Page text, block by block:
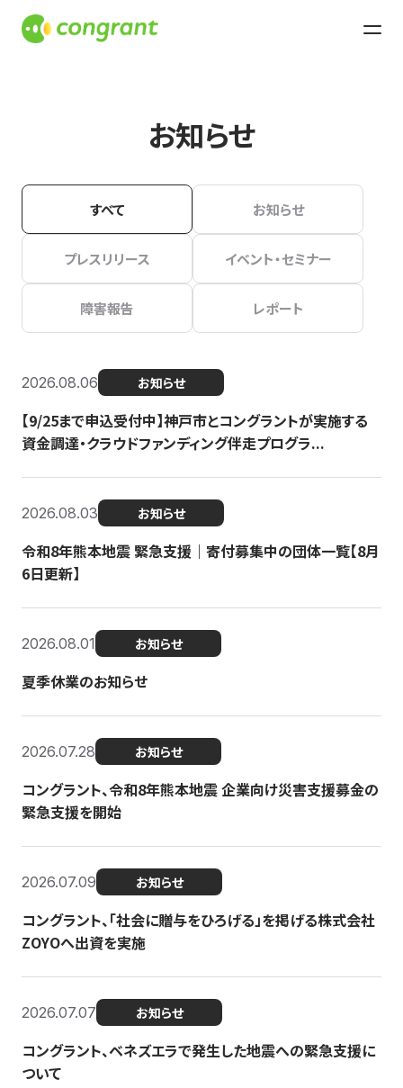
お知らせ
すべて お知らせ
プレスリリース イベント・セミナー
障害報告 レポート
2026.08.06 お知らせ
【9/25まで申込受付中】神戸市とコングラントが実施する
資金調達・クラウドファンディング伴走プログラ...
2026.08.03 お知らせ
令和8年熊本地震 緊急支援｜寄付募集中の団体一覧【8月
6日更新】
2026.08.01 お知らせ
夏季休業のお知らせ
2026.07.28 お知らせ
コングラント、令和8年熊本地震 企業向け災害支援募金の
緊急支援を開始
2026.07.09 お知らせ
コングラント、「社会に贈与をひろげる」を掲げる株式会社
ZOYOへ出資を実施
2026.07.07 お知らせ
コングラント、ベネズエラで発生した地震への緊急支援に
ついて